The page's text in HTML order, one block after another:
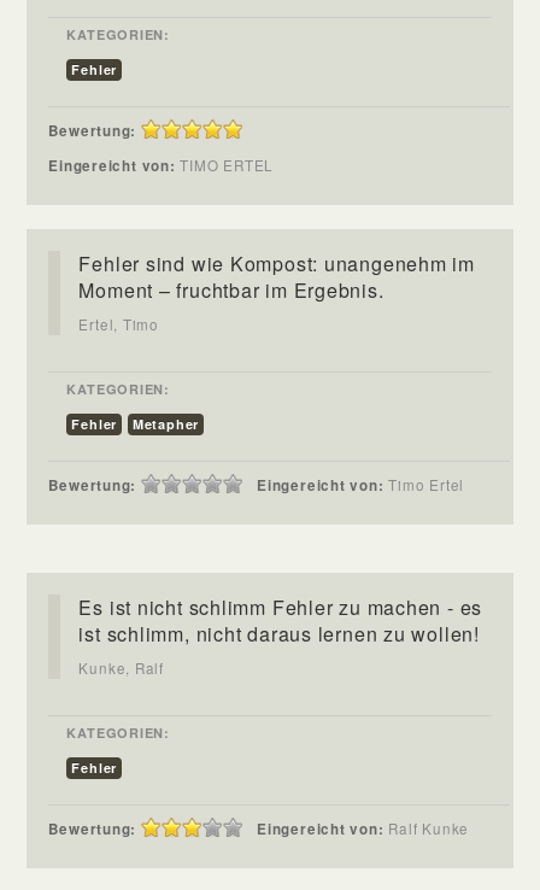
KATEGORIEN:
Fehler
Bewertung:
Eingereicht von:TIMO ERTEL
Fehler sind wie Kompost: unangenehm im
Moment – fruchtbar im Ergebnis.
Ertel, Timo
KATEGORIEN:
Fehler
Metapher
Bewertung: Eingereicht von:Timo Ertel
Es ist nicht schlimm Fehler zu machen - es
ist schlimm, nicht daraus lernen zu wollen!
Kunke, Ralf
KATEGORIEN:
Fehler
Bewertung: Eingereicht von: Ralf Kunke